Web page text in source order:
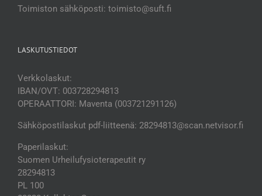
Toimiston sähköposti: toimisto@suft.fi
LASKUTUSTIEDOT
Verkkolaskut:
IBAN/OVT: 003728294813
OPERAATTORI: Maventa (003721291126)
Sähköpostilaskut pdf-liitteenä: 28294813@scan.netvisor.fi
Paperilaskut:
Suomen Urheilufysioterapeutit ry
28294813
PL 100